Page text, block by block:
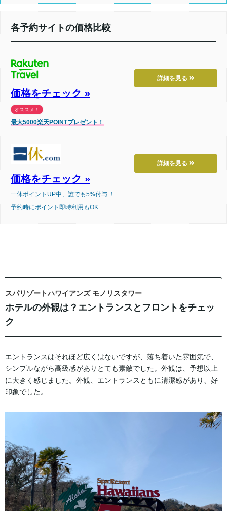
各予約サイトの価格比較
詳細を見る
価格をチェック »
オススメ！
最大5000楽天POINTプレゼント！
詳細を見る
価格をチェック »
一休ポイントUP中、誰でも5%付与 ！
予約時にポイント即時利用もOK
スパリゾートハワイアンズ モノリスタワー
ホテルの外観は？エントランスとフロントをチェッ
ク
エントランスはそれほど広くはないですが、落ち着いた雰囲気で、
シンプルながら高級感がありとても素敵でした。外観は、予想以上
に大きく感じました。外観、エントランスともに清潔感があり、好
印象でした。